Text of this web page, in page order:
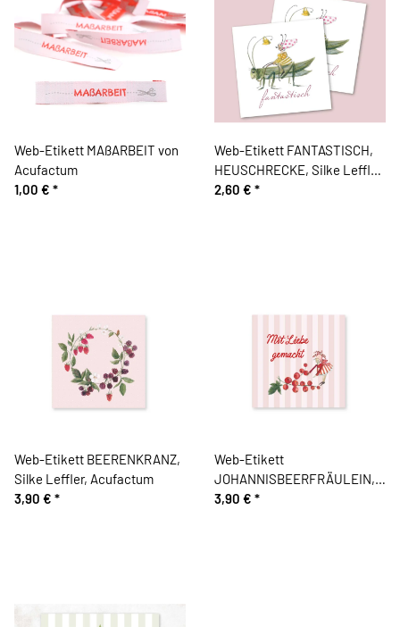
Web-Etikett MAßARBEIT von
Acufactum
1,00 € *
Web-Etikett FANTASTISCH,
HEUSCHRECKE, Silke Leffler,
Acufactum
2,60 € *
Web-Etikett BEERENKRANZ,
Silke Leffler, Acufactum
3,90 € *
Web-Etikett
JOHANNISBEERFRÄULEIN,
Silke Leffler, Acufactum
3,90 € *